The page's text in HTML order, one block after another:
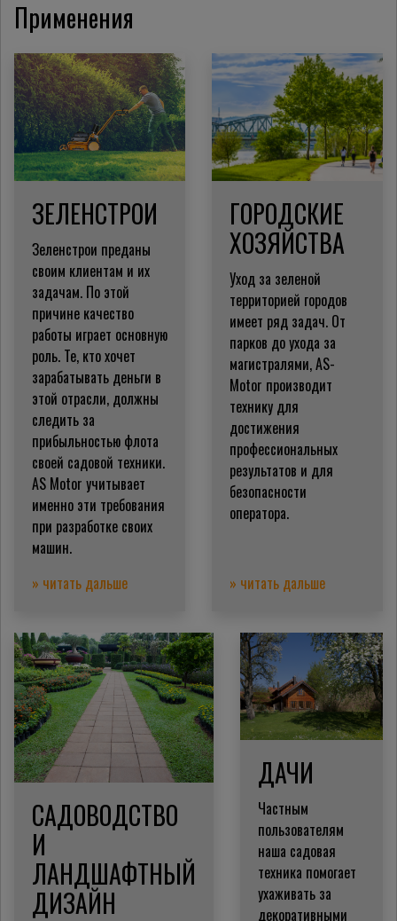
Применения
ЗЕЛЕНСТРОИ
Зеленстрои преданы
своим клиентам и их
задачам. По этой
причине качество
работы играет основную
роль. Те, кто хочет
зарабатывать деньги в
этой отрасли, должны
следить за
прибыльностью флота
своей садовой техники.
AS Motor учитывает
именно эти требования
при разработке своих
машин.
» читать дальше
ГОРОДСКИЕ
ХОЗЯЙСТВА
Уход за зеленой
территорией городов
имеет ряд задач. От
парков до ухода за
магистралями, AS-
Motor производит
технику для
достижения
профессиональных
результатов и для
безопасности
оператора.
» читать дальше
САДОВОДСТВО
И
ЛАНДШАФТНЫЙ
ДИЗАЙН
ДАЧИ
Частным
пользователям
наша садовая
техника помогает
ухаживать за
декоративными